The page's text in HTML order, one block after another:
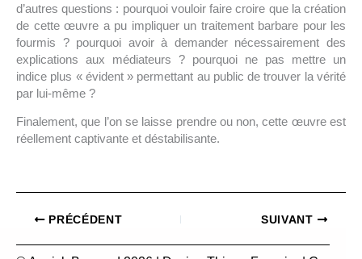
d’autres questions : pourquoi vouloir faire croire que la création
de cette œuvre a pu impliquer un traitement barbare pour les
fourmis ? pourquoi avoir à demander nécessairement des
explications aux médiateurs ? pourquoi ne pas mettre un
indice plus « évident » permettant au public de trouver la vérité
par lui-même ?
Finalement, que l’on se laisse prendre ou non, cette œuvre est
réellement captivante et déstabilisante.
PRÉCÉDENT SUIVANT